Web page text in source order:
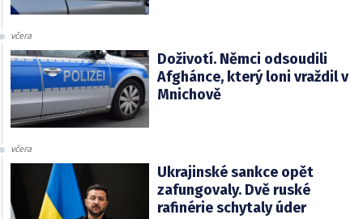
včera
Doživotí. Němci odsoudili
Afghánce, který loni vraždil v
Mnichově
včera
Ukrajinské sankce opět
zafungovaly. Dvě ruské
rafinérie schytaly úder